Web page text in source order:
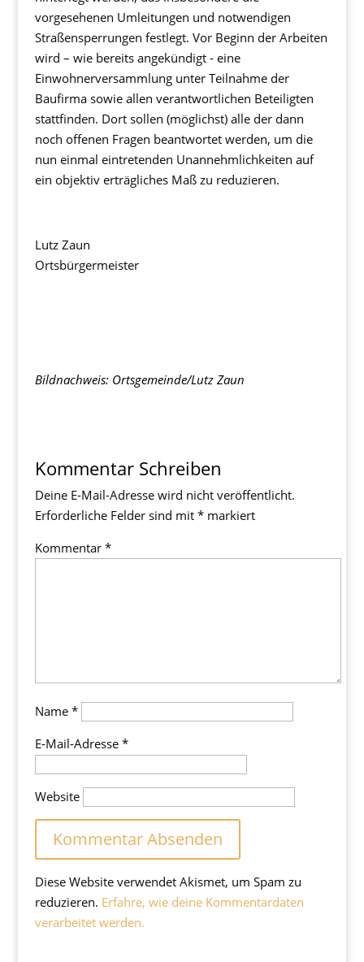
vorgesehenen Umleitungen und notwendigen
Straßensperrungen festlegt. Vor Beginn der Arbeiten
wird – wie bereits angekündigt - eine
Einwohnerversammlung unter Teilnahme der
Baufirma sowie allen verantwortlichen Beteiligten
stattfinden. Dort sollen (möglichst) alle der dann
noch offenen Fragen beantwortet werden, um die
nun einmal eintretenden Unannehmlichkeiten auf
ein objektiv erträgliches Maß zu reduzieren.
Lutz Zaun
Ortsbürgermeister
Bildnachweis: Ortsgemeinde/Lutz Zaun
Kommentar Schreiben
Deine E-Mail-Adresse wird nicht veröffentlicht.
Erforderliche Felder sind mit *markiert
Kommentar *
Name *
E-Mail-Adresse *
Website
Diese Website verwendet Akismet, um Spam zu
reduzieren. Erfahre, wie deine Kommentardaten
verarbeitet werden.